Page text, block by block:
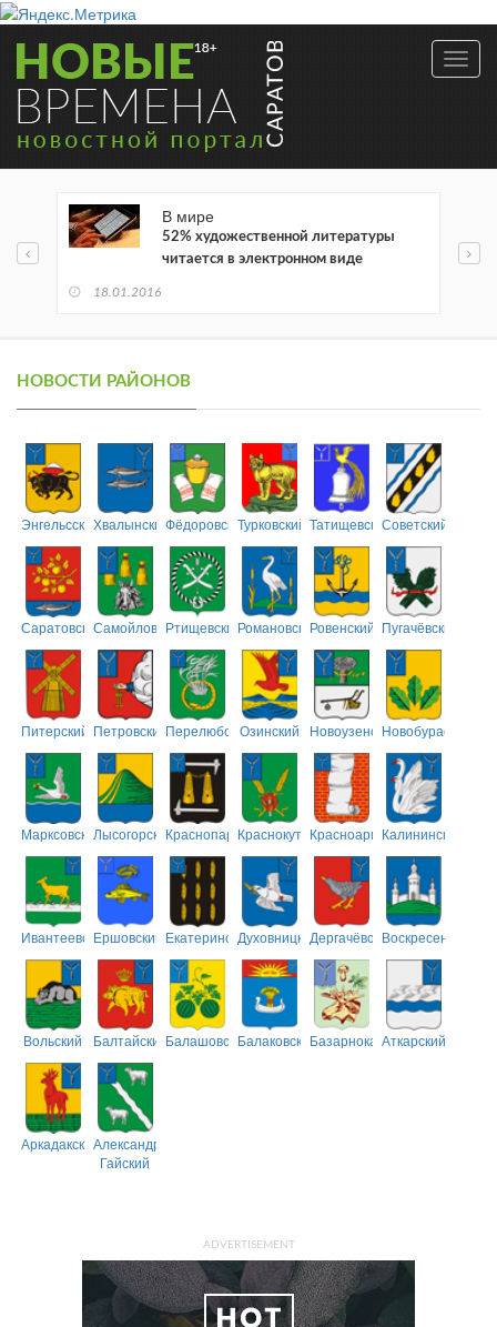
В мире
52% художественной литературы
читается в электронном виде
18.01.2016
НОВОСТИ РАЙОНОВ
ЭнгельсскийХвалынскийФёдоровскийТурковский ТатищевскийСоветский
СаратовскийСамойловскийРтищевскийРомановскийРовенский Пугачёвский
Питерский ПетровскийПерелюбскийОзинский НовоузенскийНовобурасский
МарксовскийЛысогорскийКраснопартизанский
КраснокутскийКрасноармейский
Калининский
ИвантеевскийЕршовский ЕкатериновскийДуховницкийДергачёвскийВоскресенский
Вольский БалтайскийБалашовскийБалаковскийБазарнокарабулакский
Аткарский
АркадакскийАлександрово-
Гайский
ADVERTISEMENT